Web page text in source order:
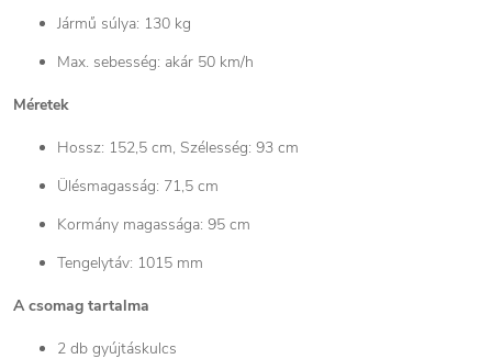
Jármű súlya: 130 kg
Max. sebesség: akár 50 km/h
Méretek
Hossz: 152,5 cm, Szélesség: 93 cm
Ülésmagasság: 71,5 cm
Kormány magassága: 95 cm
Tengelytáv: 1015 mm
A csomag tartalma
2 db gyújtáskulcs